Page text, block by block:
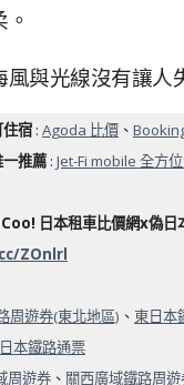
與光線沒有讓人
宿 : Agoda 比價 、
推薦 : Jet-Fi mobile 全方
本租車比價網x偽日本
ZOnlrl
周遊券(東北地區) 、 東日本
本鐵路通票
周遊券 、 關西廣域鐵路周